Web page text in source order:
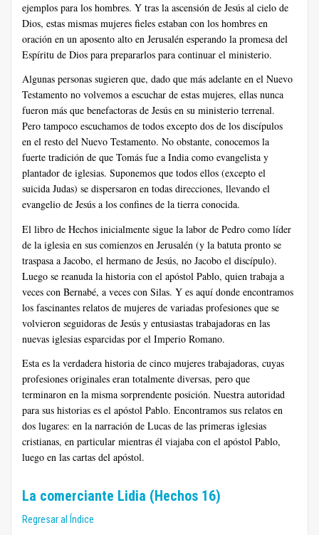
ejemplos para los hombres. Y tras la ascensión de Jesús al cielo de
Dios, estas mismas mujeres fieles estaban con los hombres en
oración en un aposento alto en Jerusalén esperando la promesa del
Espíritu de Dios para prepararlos para continuar el ministerio.
Algunas personas sugieren que, dado que más adelante en el Nuevo
Testamento no volvemos a escuchar de estas mujeres, ellas nunca
fueron más que benefactoras de Jesús en su ministerio terrenal.
Pero tampoco escuchamos de todos excepto dos de los discípulos
en el resto del Nuevo Testamento. No obstante, conocemos la
fuerte tradición de que Tomás fue a India como evangelista y
plantador de iglesias. Suponemos que todos ellos (excepto el
suicida Judas) se dispersaron en todas direcciones, llevando el
evangelio de Jesús a los confines de la tierra conocida.
El libro de Hechos inicialmente sigue la labor de Pedro como líder
de la iglesia en sus comienzos en Jerusalén (y la batuta pronto se
traspasa a Jacobo, el hermano de Jesús, no Jacobo el discípulo).
Luego se reanuda la historia con el apóstol Pablo, quien trabaja a
veces con Bernabé, a veces con Silas. Y es aquí donde encontramos
los fascinantes relatos de mujeres de variadas profesiones que se
volvieron seguidoras de Jesús y entusiastas trabajadoras en las
nuevas iglesias esparcidas por el Imperio Romano.
Esta es la verdadera historia de cinco mujeres trabajadoras, cuyas
profesiones originales eran totalmente diversas, pero que
terminaron en la misma sorprendente posición. Nuestra autoridad
para sus historias es el apóstol Pablo. Encontramos sus relatos en
dos lugares: en la narración de Lucas de las primeras iglesias
cristianas, en particular mientras él viajaba con el apóstol Pablo,
luego en las cartas del apóstol.
La comerciante Lidia (Hechos 16)
Regresar al Índice